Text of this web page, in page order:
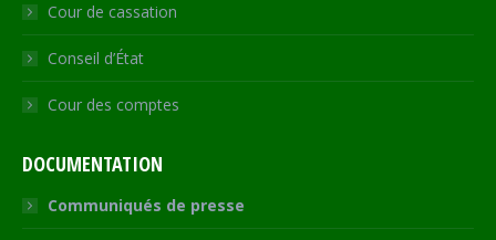
Cour de cassation
Conseil d’État
Cour des comptes
DOCUMENTATION
Communiqués de presse